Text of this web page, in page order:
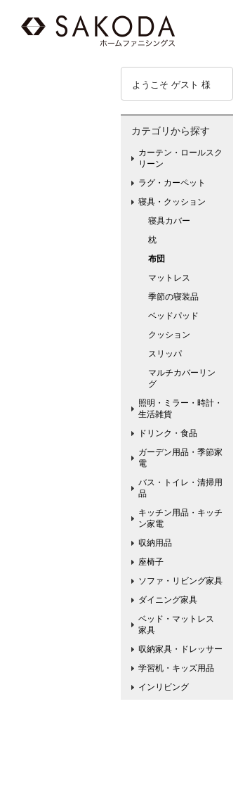
ようこそ ゲスト 様
カテゴリから探す
カーテン・ロールスク
リーン
ラグ・カーペット
寝具・クッション
寝具カバー
枕
布団
マットレス
季節の寝装品
ベッドパッド
クッション
スリッパ
マルチカバーリン
グ
照明・ミラー・時計・
生活雑貨
ドリンク・食品
ガーデン用品・季節家
電
バス・トイレ・清掃用
品
キッチン用品・キッチ
ン家電
収納用品
座椅子
ソファ・リビング家具
ダイニング家具
ベッド・マットレス
家具
収納家具・ドレッサー
学習机・キッズ用品
インリビング